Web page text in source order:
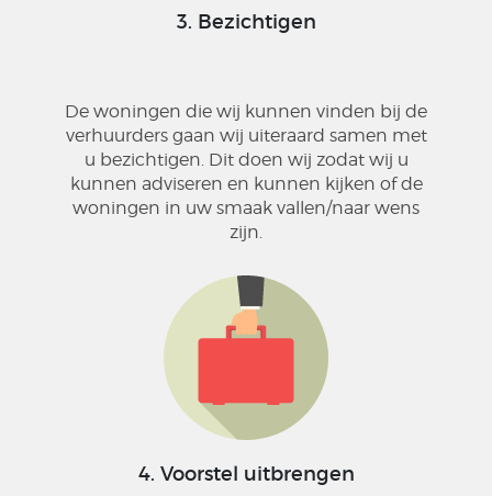
3. Bezichtigen
De woningen die wij kunnen vinden bij de
verhuurders gaan wij uiteraard samen met
u bezichtigen. Dit doen wij zodat wij u
kunnen adviseren en kunnen kijken of de
woningen in uw smaak vallen/naar wens
zijn.
4. Voorstel uitbrengen